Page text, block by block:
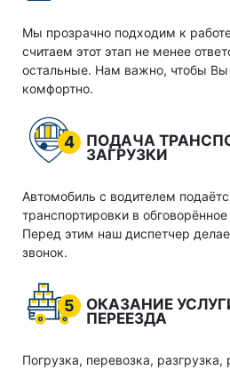
Мы прозрачно подходим к
считаем этот этап не менее
остальные. Нам важно, чтобы Вы
комфортно.
4
ПОДАЧА
ЗАГРУЗКИ
Автомобиль с водителем
транспортировки в
Перед этим наш диспетчер
звонок.
5
ОКАЗАНИЕ
ПЕРЕЕЗДА
Погрузка, перевозка, разгрузка,